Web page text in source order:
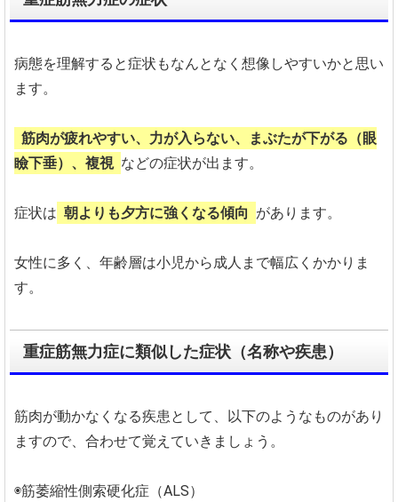
病態を理解すると症状もなんとなく想像しやすいかと思い
ます。
筋肉が疲れやすい、力が入らない、まぶたが下がる（眼
瞼下垂）、複視 などの症状が出ます。
症状は 朝よりも夕方に強くなる傾向 があります。
女性に多く、年齢層は小児から成人まで幅広くかかりま
す。
重症筋無力症に類似した症状（名称や疾患）
筋肉が動かなくなる疾患として、以下のようなものがあり
ますので、合わせて覚えていきましょう。
◉筋萎縮性側索硬化症（ALS）